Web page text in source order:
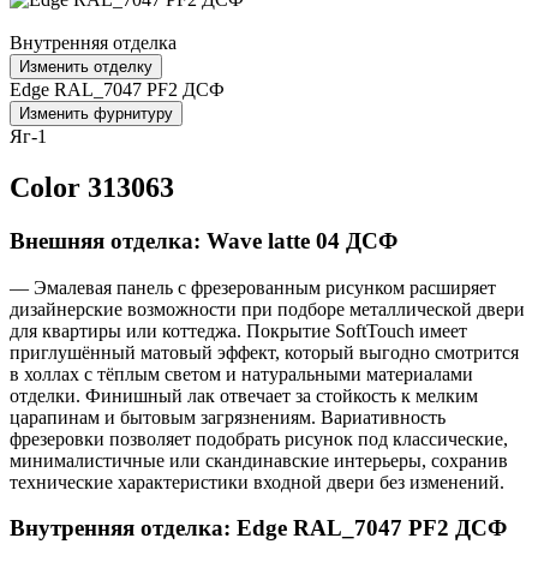
Внутренняя отделка
Изменить отделку
Edge RAL_7047 PF2 ДСФ
Изменить фурнитуру
Яг-1
Color 313063
Внешняя отделка: Wave latte 04 ДСФ
— Эмалевая панель с фрезерованным рисунком расширяет
дизайнерские возможности при подборе металлической двери
для квартиры или коттеджа. Покрытие SoftTouch имеет
приглушённый матовый эффект, который выгодно смотрится
в холлах с тёплым светом и натуральными материалами
отделки. Финишный лак отвечает за стойкость к мелким
царапинам и бытовым загрязнениям. Вариативность
фрезеровки позволяет подобрать рисунок под классические,
минималистичные или скандинавские интерьеры, сохранив
технические характеристики входной двери без изменений.
Внутренняя отделка: Edge RAL_7047 PF2 ДСФ